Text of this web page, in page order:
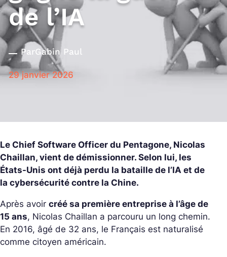
de l’IA
ParGabin Paul
29 janvier 2026
Le Chief Software Officer du Pentagone, Nicolas
Chaillan, vient de démissionner. Selon lui, les
États-Unis ont déjà perdu la bataille de l’IA et de
la cybersécurité contre la Chine.
Après avoir créé sa première entreprise à l’âge de
15 ans, Nicolas Chaillan a parcouru un long chemin.
En 2016, âgé de 32 ans, le Français est naturalisé
comme citoyen américain.